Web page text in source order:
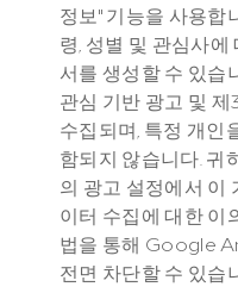
정보" 기능을 사용합
령, 성별 및 관심사
서를 생성할 수 있습
관심 기반 광고 및
수집되며, 특정 개인
함되지 않습니다.
의 광고 설정에서 이
이터 수집에 대한 이
법을 통해 Google
전면 차단할 수 있습